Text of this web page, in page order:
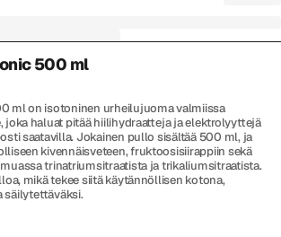
500 ml
ml on isotoninen urheilujuoma valmiissa
haluat pitää hiilihydraatteja ja elektrolyyttejä
saatavilla. Jokainen pullo sisältää 500 ml, ja
kivennäisveteen, fruktoosisiirappiin sekä
trinatriumsitraatista ja trikaliumsitraatista.
mikä tekee siitä käytännöllisen kotona,
säilytettäväksi.